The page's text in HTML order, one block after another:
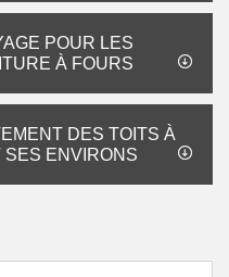
POUR LES
À FOURS
DES TOITS À
SES ENVIRONS